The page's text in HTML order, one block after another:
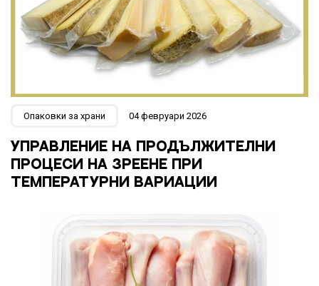
Опаковки за храни 04 февруари 2026
УПРАВЛЕНИЕ НА ПРОДЪЛЖИТЕЛНИ
ПРОЦЕСИ НА ЗРЕЕНЕ ПРИ
ТЕМПЕРАТУРНИ ВАРИАЦИИ